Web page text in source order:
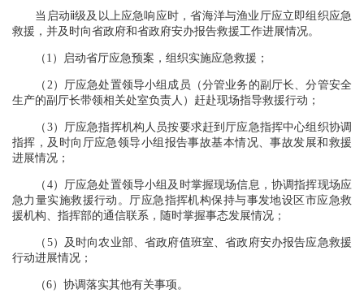
当启动ⅱ级及以上应急响应时，省海洋与渔业厅应立即组织应急
救援，并及时向省政府和省政府安办报告救援工作进展情况。
（1）启动省厅应急预案，组织实施应急救援；
（2）厅应急处置领导小组成员（分管业务的副厅长、分管安全
生产的副厅长带领相关处室负责人）赶赴现场指导救援行动；
（3）厅应急指挥机构人员按要求赶到厅应急指挥中心组织协调
指挥，及时向厅应急领导小组报告事故基本情况、事故发展和救援
进展情况；
（4）厅应急处置领导小组及时掌握现场信息，协调指挥现场应
急力量实施救援行动。厅应急指挥机构保持与事发地设区市应急救
援机构、指挥部的通信联系，随时掌握事态发展情况；
（5）及时向农业部、省政府值班室、省政府安办报告应急救援
行动进展情况；
（6）协调落实其他有关事项。